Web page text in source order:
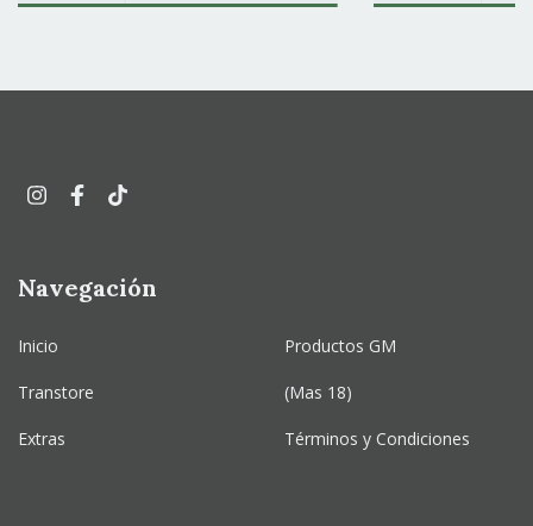
Navegación
Inicio Productos GM
Transtore (Mas 18)
Extras Términos y Condiciones